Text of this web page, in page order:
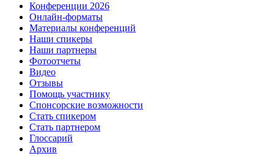
Конференции 2026
Онлайн-форматы
Материалы конференций
Наши спикеры
Наши партнеры
Фотоотчеты
Видео
Отзывы
Помощь участнику
Спонсорские возможности
Стать спикером
Стать партнером
Глоссарий
Архив